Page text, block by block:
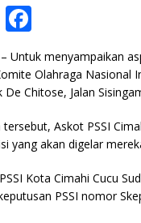
T
el
e
g
ra
m
a
c
e
b
o
o
k
Untuk menyampaikan
Olahraga Nasional
Chitose, Jalan
Askot PSSI
yang akan digelar
Kota Cimahi Cucu
PSSI nomor